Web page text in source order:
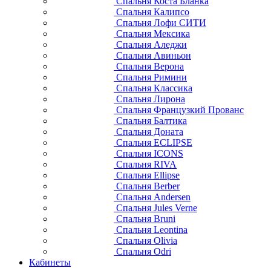
Спальня Калипсо
Спальня Лофи СИТИ
Спальня Мексика
Спальня Аледжи
Спальня Авиньон
Спальня Верона
Спальня Римини
Спальня Классика
Спальня Лирона
Спальня Французкий Прованс
Спальня Балтика
Спальня Доната
Спальня ECLIPSE
Спальня ICONS
Спальня RIVA
Спальня Ellipse
Спальня Berber
Спальня Andersen
Спальня Jules Verne
Спальня Bruni
Спальня Leontina
Спальня Olivia
Спальня Odri
Кабинеты